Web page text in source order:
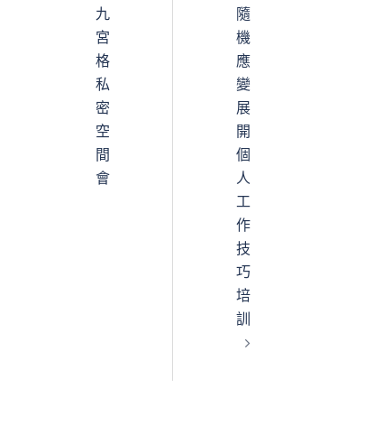
九
宮
格
私
密
空
間
會
隨
機
應
變
展
開
個
人
工
作
技
巧
培
訓